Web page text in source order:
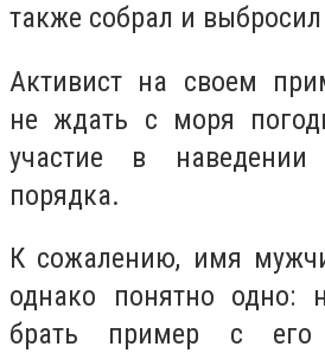
также собрал и
Активист на своем
не ждать с моря
участие в наведении
порядка.
К сожалению, имя
однако понятно одно:
брать пример с